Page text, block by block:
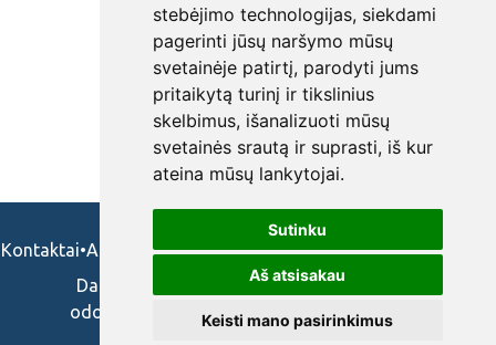
stebėjimo technologijas, siekdami
pagerinti jūsų naršymo mūsų
svetainėje patirtį, parodyti jums
pritaikytą turinį ir tikslinius
skelbimus, išanalizuoti mūsų
svetainės srautą ir suprasti, iš kur
ateina mūsų lankytojai.
Sutinku
Aš atsisakau
Keisti mano pasirinkimus
Kontaktai•Apie mus•Naudojimosi taisykės•Privatumo politika
Darbo skelbimai ir pasiūlymai: gydytojams,
odontologams, slaugytojams, veterinarams,